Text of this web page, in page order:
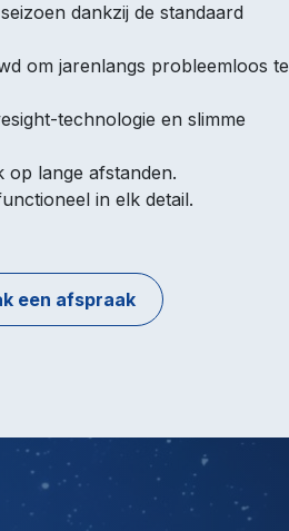
dankzij de standaard
om jarenlangs probleemloos te
technologie en slimme
op lange afstanden.
in elk detail.
een afspraak